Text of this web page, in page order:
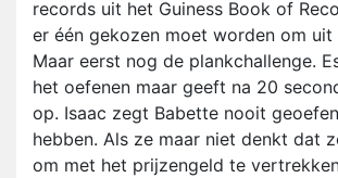
records uit het Guiness Book of
er één gekozen moet worden om uit
Maar eerst nog de plankchallenge.
het oefenen maar geeft na 20
op. Isaac zegt Babette nooit
hebben. Als ze maar niet denkt dat
om met het prijzengeld te